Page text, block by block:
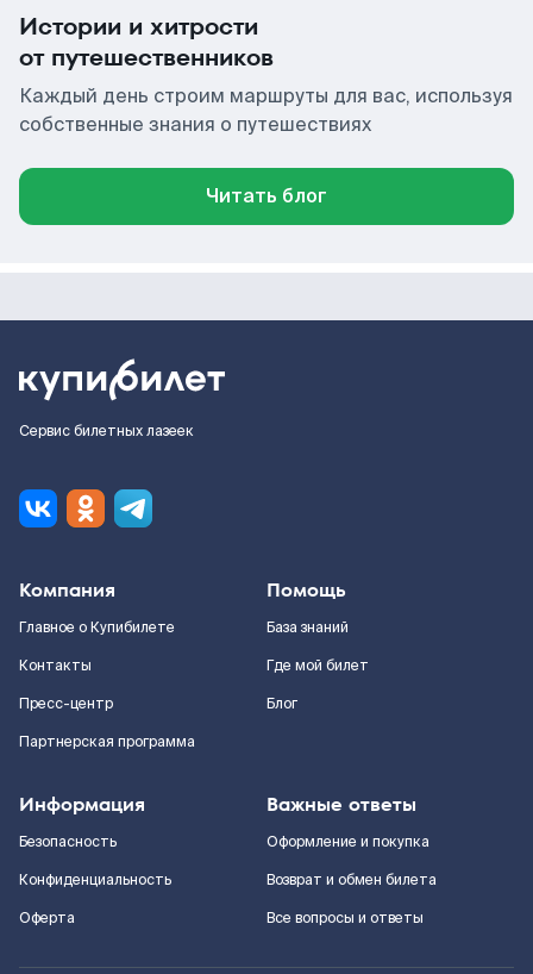
Истории и хитрости
от путешественников
Каждый день строим маршруты для вас, используя
собственные знания о путешествиях
Читать блог
Сервис билетных лазеек
Компания
Главное о Купибилете
Контакты
Пресс-центр
Партнерская программа
Помощь
База знаний
Где мой билет
Блог
Информация
Безопасность
Конфиденциальность
Оферта
Важные ответы
Оформление и покупка
Возврат и обмен билета
Все вопросы и ответы